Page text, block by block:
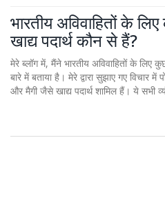
भारतीय अविवाहितों के
खाद्य पदार्थ कौन से हैं?
मेरे ब्लॉग में, मैंने भारतीय अविवाहितों के लिए
बारे में बताया है। मेरे द्वारा सुझाए गए विचार
और मैगी जैसे खाद्य पदार्थ शामिल हैं। ये सभी